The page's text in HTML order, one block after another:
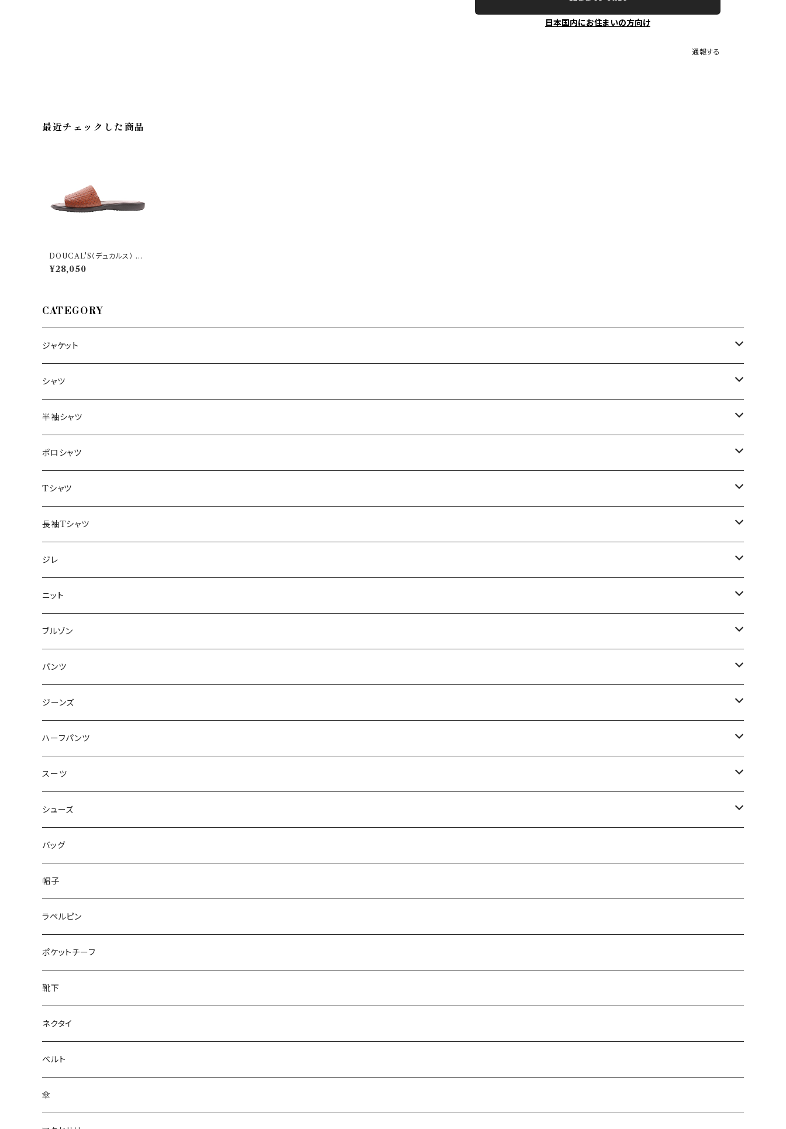
日本国内にお住まいの方向け
通報する
最近チェックした商品
DOUCAL'S（デュカルス） サ
ンダル YU2876DESOUF9
53NC00 29577
¥28,050
CATEGORY
ジャケット
～44/S
46/M
48/L
50/XL～
シャツ
～44/S
46/M
48/L
50/XL～
半袖シャツ
～44/S
46/M
48/L
50/XL～
ポロシャツ
～44/S
46/M
48/L
50/XL～
Tシャツ
～44/S
46/M
48/L
50/XL～
長袖Tシャツ
～44/S
46/M
48/L
50/XL～
ジレ
～44/S
46/M
48/L
50/XL～
ニット
～44/S
46/M
48/L
50/XL～
ブルゾン
～44/S
46/M
48/L
50/XL～
パンツ
～44/S
46/M
48/L
50/XL～
ジーンズ
～44/S
46/M
48/L
50/XL～
ハーフパンツ
～44/S
46/M
48/L
50/XL～
スーツ
～44/S
46/M
48/L
50/XL～
シューズ
～25.5cm
26cm～
27cm～
28cm～
バッグ
帽子
ラペルピン
ポケットチーフ
靴下
ネクタイ
ベルト
傘